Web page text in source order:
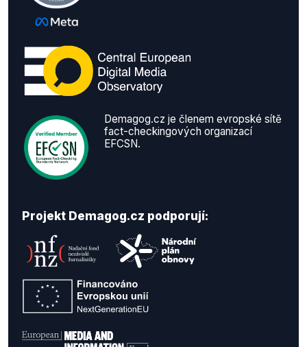
Demagog.cz je členem evropské sítě
fact-checkingových organizací
EFCSN.
Projekt Demagog.cz podporují: